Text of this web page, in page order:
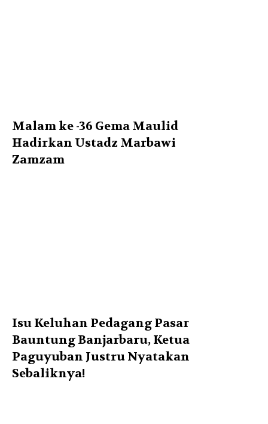
Malam ke -36 Gema Maulid
Hadirkan Ustadz Marbawi
Zamzam
Isu Keluhan Pedagang Pasar
Bauntung Banjarbaru, Ketua
Paguyuban Justru Nyatakan
Sebaliknya!